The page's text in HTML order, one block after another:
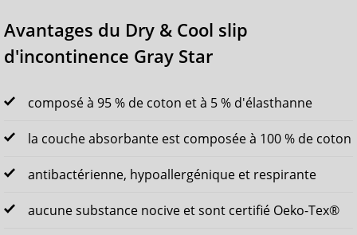
Avantages du Dry & Cool slip
d'incontinence Gray Star
composé à 95 % de coton et à 5 % d'élasthanne
la couche absorbante est composée à 100 % de coton
antibactérienne, hypoallergénique et respirante
aucune substance nocive et sont certifié Oeko-Tex®